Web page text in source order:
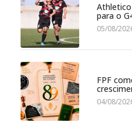
para o
05/08/
FPF
04/08/